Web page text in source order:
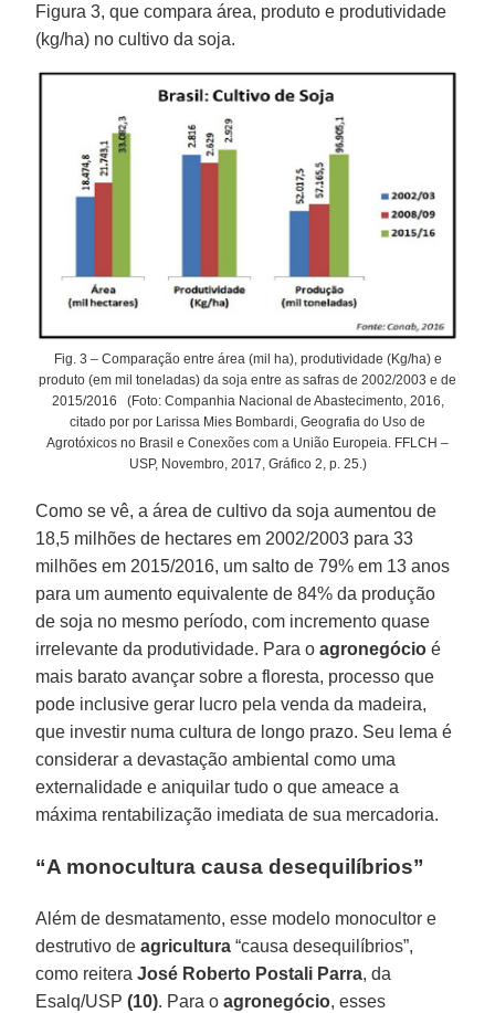
Figura 3, que compara área, produto e produtividade
(kg/ha) no cultivo da soja.
Fig. 3 – Comparação entre área (mil ha), produtividade (Kg/ha) e
produto (em mil toneladas) da soja entre as safras de 2002/2003 e de
2015/2016 (Foto: Companhia Nacional de Abastecimento, 2016,
citado por por Larissa Mies Bombardi, Geografia do Uso de
Agrotóxicos no Brasil e Conexões com a União Europeia. FFLCH –
USP, Novembro, 2017, Gráfico 2, p. 25.)
Como se vê, a área de cultivo da soja aumentou de
18,5 milhões de hectares em 2002/2003 para 33
milhões em 2015/2016, um salto de 79% em 13 anos
para um aumento equivalente de 84% da produção
de soja no mesmo período, com incremento quase
irrelevante da produtividade. Para oagronegócio é
mais barato avançar sobre a floresta, processo que
pode inclusive gerar lucro pela venda da madeira,
que investir numa cultura de longo prazo. Seu lema é
considerar a devastação ambiental como uma
externalidade e aniquilar tudo o que ameace a
máxima rentabilização imediata de sua mercadoria.
“A monocultura causa desequilíbrios”
Além de desmatamento, esse modelo monocultor e
destrutivo deagricultura “causa desequilíbrios”,
como reiteraJosé Roberto Postali Parra, da
Esalq/USP(10). Para oagronegócio, esses